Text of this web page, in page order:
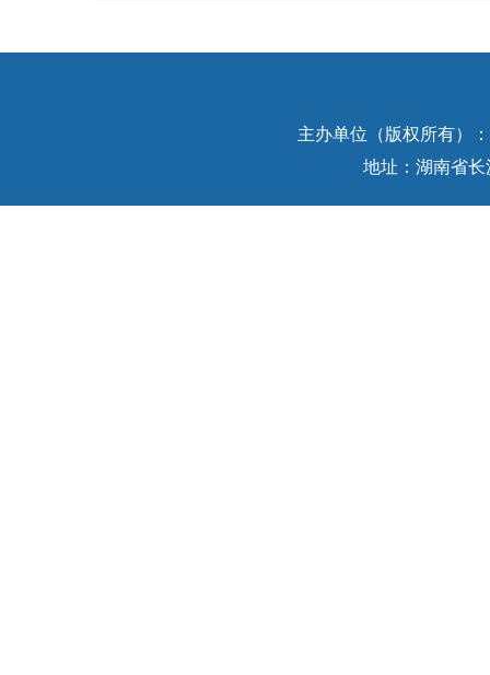
主办单位（版权所有）
地址：湖南省